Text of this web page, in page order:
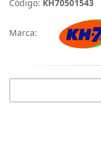
Código: KH70501543
Marca: